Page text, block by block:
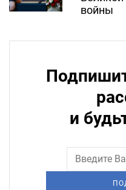
войны
и